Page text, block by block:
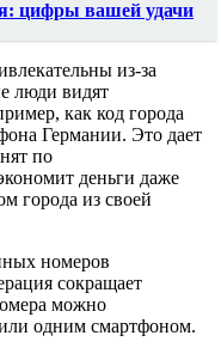
цифры вашей удачи
из-за
люди видят
как код города
Германии. Это дает
по
деньги даже
города из своей
номеров
сокращает
можно
одним смартфоном.